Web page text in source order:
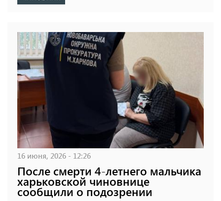
16 июня, 2026 - 12:26
После смерти 4-летнего мальчика
харьковской чиновнице
сообщили о подозрении